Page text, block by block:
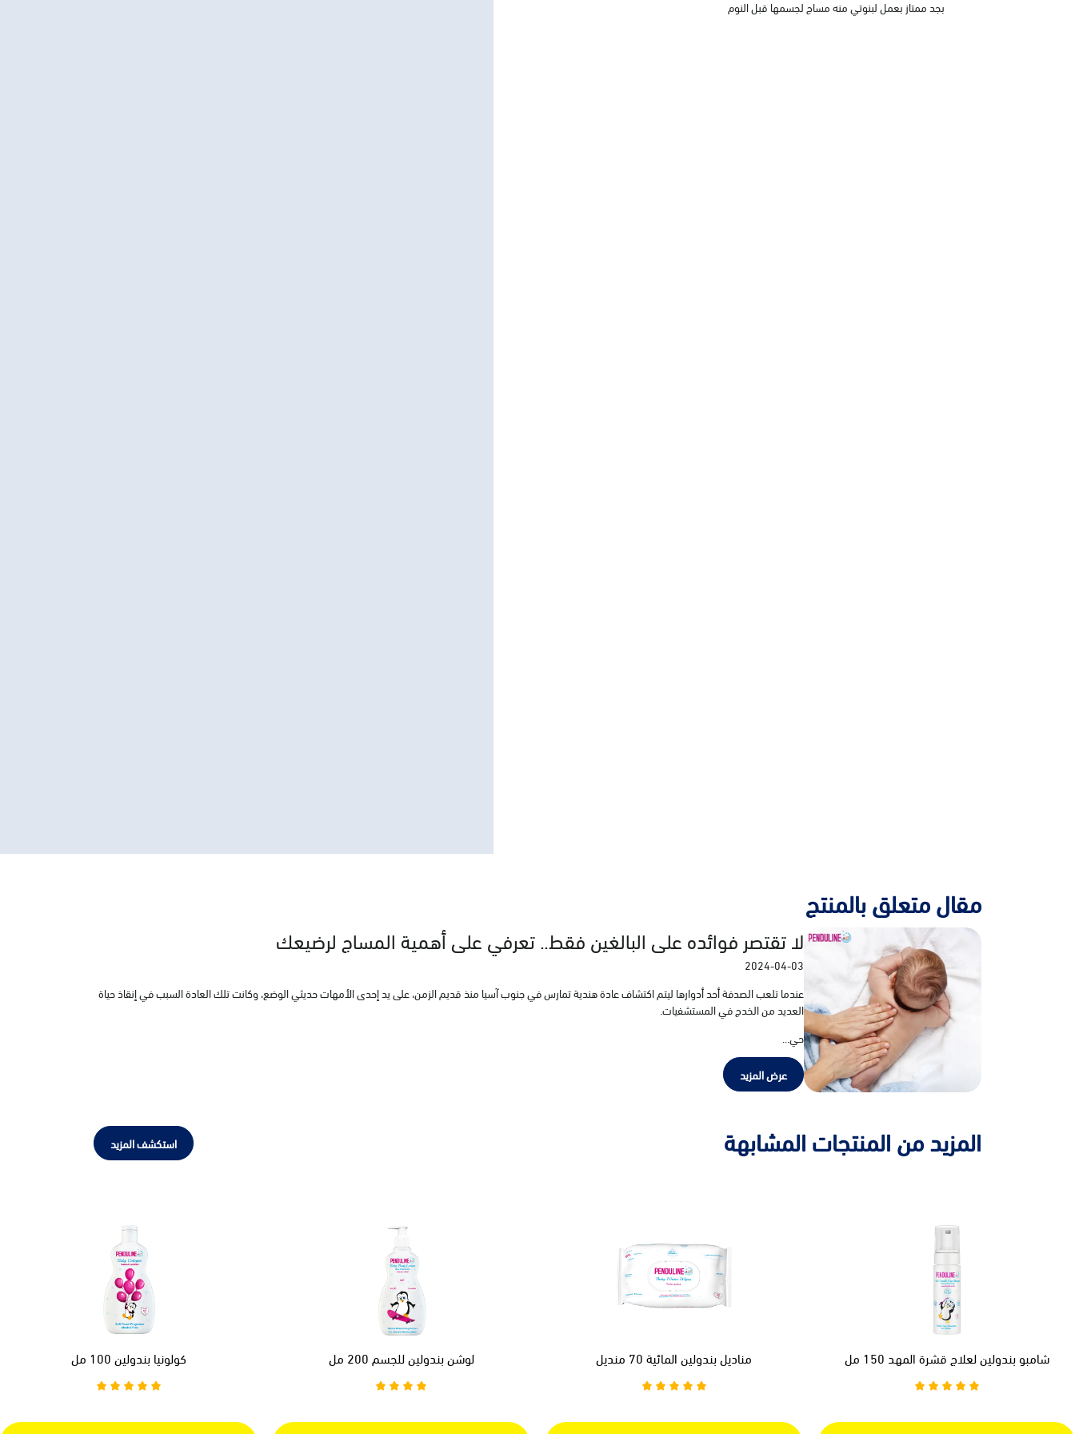
بجد ممتاز بعمل لبنوتي منه مساج لجسمها قبل النوم
مقال متعلق بالمنتج
لا تقتصر فوائده على البالغين فقط.. تعرفي على أهمية المساج لرضيعك
2024-04-03
عندما تلعب الصدفة أحد أدوارها ليتم اكتشاف عادة هندية تمارس في جنوب آسيا منذ قديم الزمن، على يد إحدى الأمهات حديثي الوضع، وكانت تلك العادة السبب في إنقاذ حياة
العديد من الخدج في المستشفيات.
حي...
عرض المزيد
المزيد من المنتجات المشابهة استكشف المزيد
شامبو بندولين لعلاج قشرة المهد 150 مل مناديل بندولين المائية 70 منديل لوشن بندولين للجسم 200 مل كولونيا بندولين 100 مل